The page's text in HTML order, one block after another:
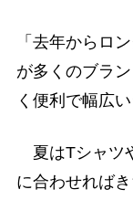
「去年からロ
が多くのブラ
く便利で幅広
夏はTシャツ
に合わせれば